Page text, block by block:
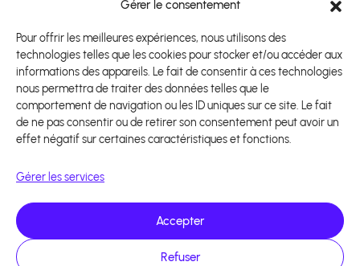
Gérer le consentement
Pour offrir les meilleures expériences, nous utilisons des
technologies telles que les cookies pour stocker et/ou accéder aux
informations des appareils. Le fait de consentir à ces technologies
nous permettra de traiter des données telles que le
comportement de navigation ou les ID uniques sur ce site. Le fait
de ne pas consentir ou de retirer son consentement peut avoir un
effet négatif sur certaines caractéristiques et fonctions.
Gérer les services
Accepter
Refuser
Téléchargez notre application
Copyright 2026 - Logiciel d'affiliation - Tous droits